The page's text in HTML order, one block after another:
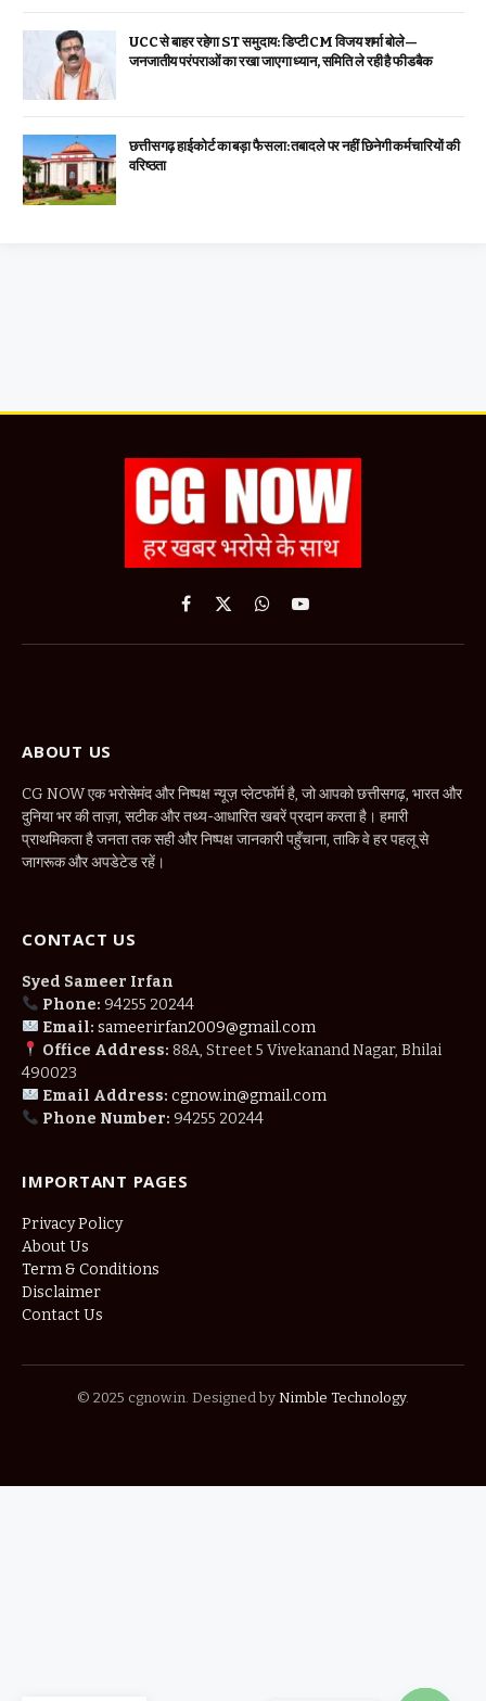
UCC से बाहर रहेगा ST समुदाय: डिप्टी CM विजय शर्मा बोले—
जनजातीय परंपराओं का रखा जाएगा ध्यान, समिति ले रही है फीडबैक
छत्तीसगढ़ हाईकोर्ट का बड़ा फैसला: तबादले पर नहीं छिनेगी कर्मचारियों की
वरिष्ठता
Facebook
X
WhatsApp
YouTube
ABOUT US
CG NOW एक भरोसेमंद और निष्पक्ष न्यूज़ प्लेटफॉर्म है, जो आपको छत्तीसगढ़, भारत और
दुनिया भर की ताज़ा, सटीक और तथ्य-आधारित खबरें प्रदान करता है। हमारी
प्राथमिकता है जनता तक सही और निष्पक्ष जानकारी पहुँचाना, ताकि वे हर पहलू से
जागरूक और अपडेटेड रहें।
CONTACT US
Syed Sameer Irfan
Phone: 94255 20244
Email: sameerirfan2009@gmail.com
Office Address: 88A, Street 5 Vivekanand Nagar, Bhilai
490023
Email Address: cgnow.in@gmail.com
Phone Number: 94255 20244
IMPORTANT PAGES
Privacy Policy
About Us
Term & Conditions
Disclaimer
Contact Us
© 2025 cgnow.in. Designed by Nimble Technology.